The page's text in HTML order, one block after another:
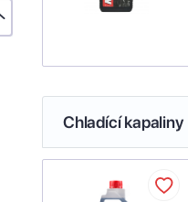
Chladící kapaliny